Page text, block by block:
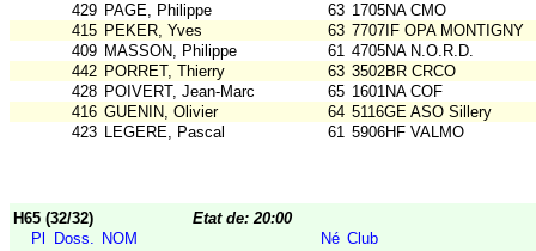
429 PAGE, Philippe 63 1705NA CMO
415 PEKER, Yves 63 7707IF OPA MONTIGNY
409 MASSON, Philippe 61 4705NA N.O.R.D.
442 PORRET, Thierry 63 3502BR CRCO
428 POIVERT, Jean-Marc 65 1601NA COF
416 GUENIN, Olivier 64 5116GE ASO Sillery
423 LEGERE, Pascal 61 5906HF VALMO
H65 (32/32)
Etat de: 20:00
Pl
Doss. NOM Né Club